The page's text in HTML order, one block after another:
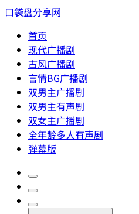
口袋盘分享网
首页
现代广播剧
古风广播剧
言情BG广播剧
双男主广播剧
双男主有声剧
双女主广播剧
全年龄多人有声剧
弹幕版